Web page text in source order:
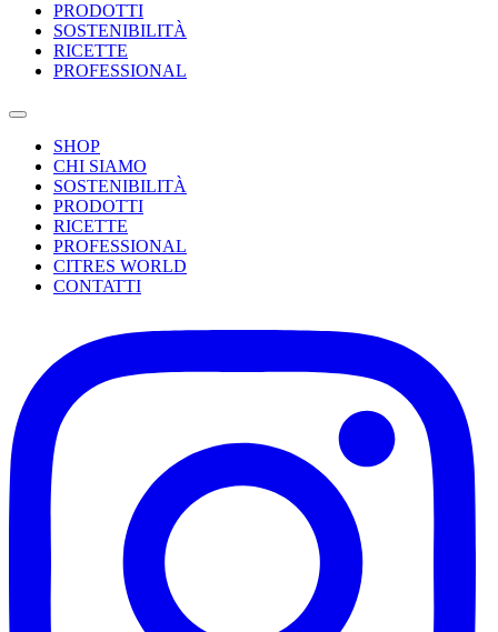
PRODOTTI
SOSTENIBILITÀ
RICETTE
PROFESSIONAL
SHOP
CHI SIAMO
SOSTENIBILITÀ
PRODOTTI
RICETTE
PROFESSIONAL
CITRES WORLD
CONTATTI